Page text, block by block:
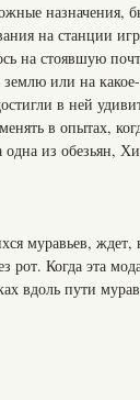
назначения,
на станции
на стоявшую
или на
в ней
в опытах,
из обезьян,
муравьев, ждет,
рот. Когда эта
вдоль пути